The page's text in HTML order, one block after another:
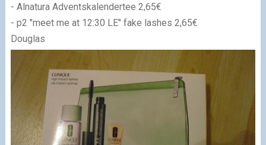
- Alnatura Adventskalendertee 2,65€
- p2 "meet me at 12:30 LE" fake lashes 2,65€
Douglas